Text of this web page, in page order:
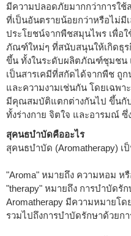
มีความปลอดภัยมากกว่าการใช้
ที่เป็นอันตรายน้อยกว่าหรือไม่มี
ประโยชน์จากพืชสมุนไพร เพื่อ
ภัณฑ์ใหม่ๆ ที่สนับสนุนให้เกิดธุ
ขึ้น ทั้งในระดับผลิตภัณฑ์ชุมชน
เป็นสารเคมีที่สกัดได้จากพืช ถู
และความงามเช่นกัน โดยเฉพา
มีคุณสมบัติแตกต่างกันไป ขึ้นกั
ทั้งร่างกาย จิตใจ และอารมณ์ ซึ่
สุคนธบำบัดคืออะไร
สุคนธบำบัด (Aromatherapy)
"Aroma" หมายถึง ความหอม ห
"therapy" หมายถึง การบำบัดรัก
Aromatherapy มีความหมายโ
รวมไปถึงการบำบัดรักษาด้วยก